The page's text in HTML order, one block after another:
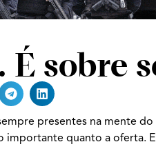
É sobre
presentes na mente
quanto a oferta.